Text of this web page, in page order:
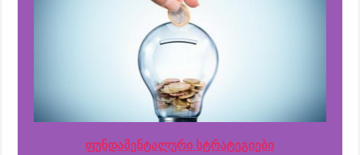
ფუნდამენტალური სტრატეგიები